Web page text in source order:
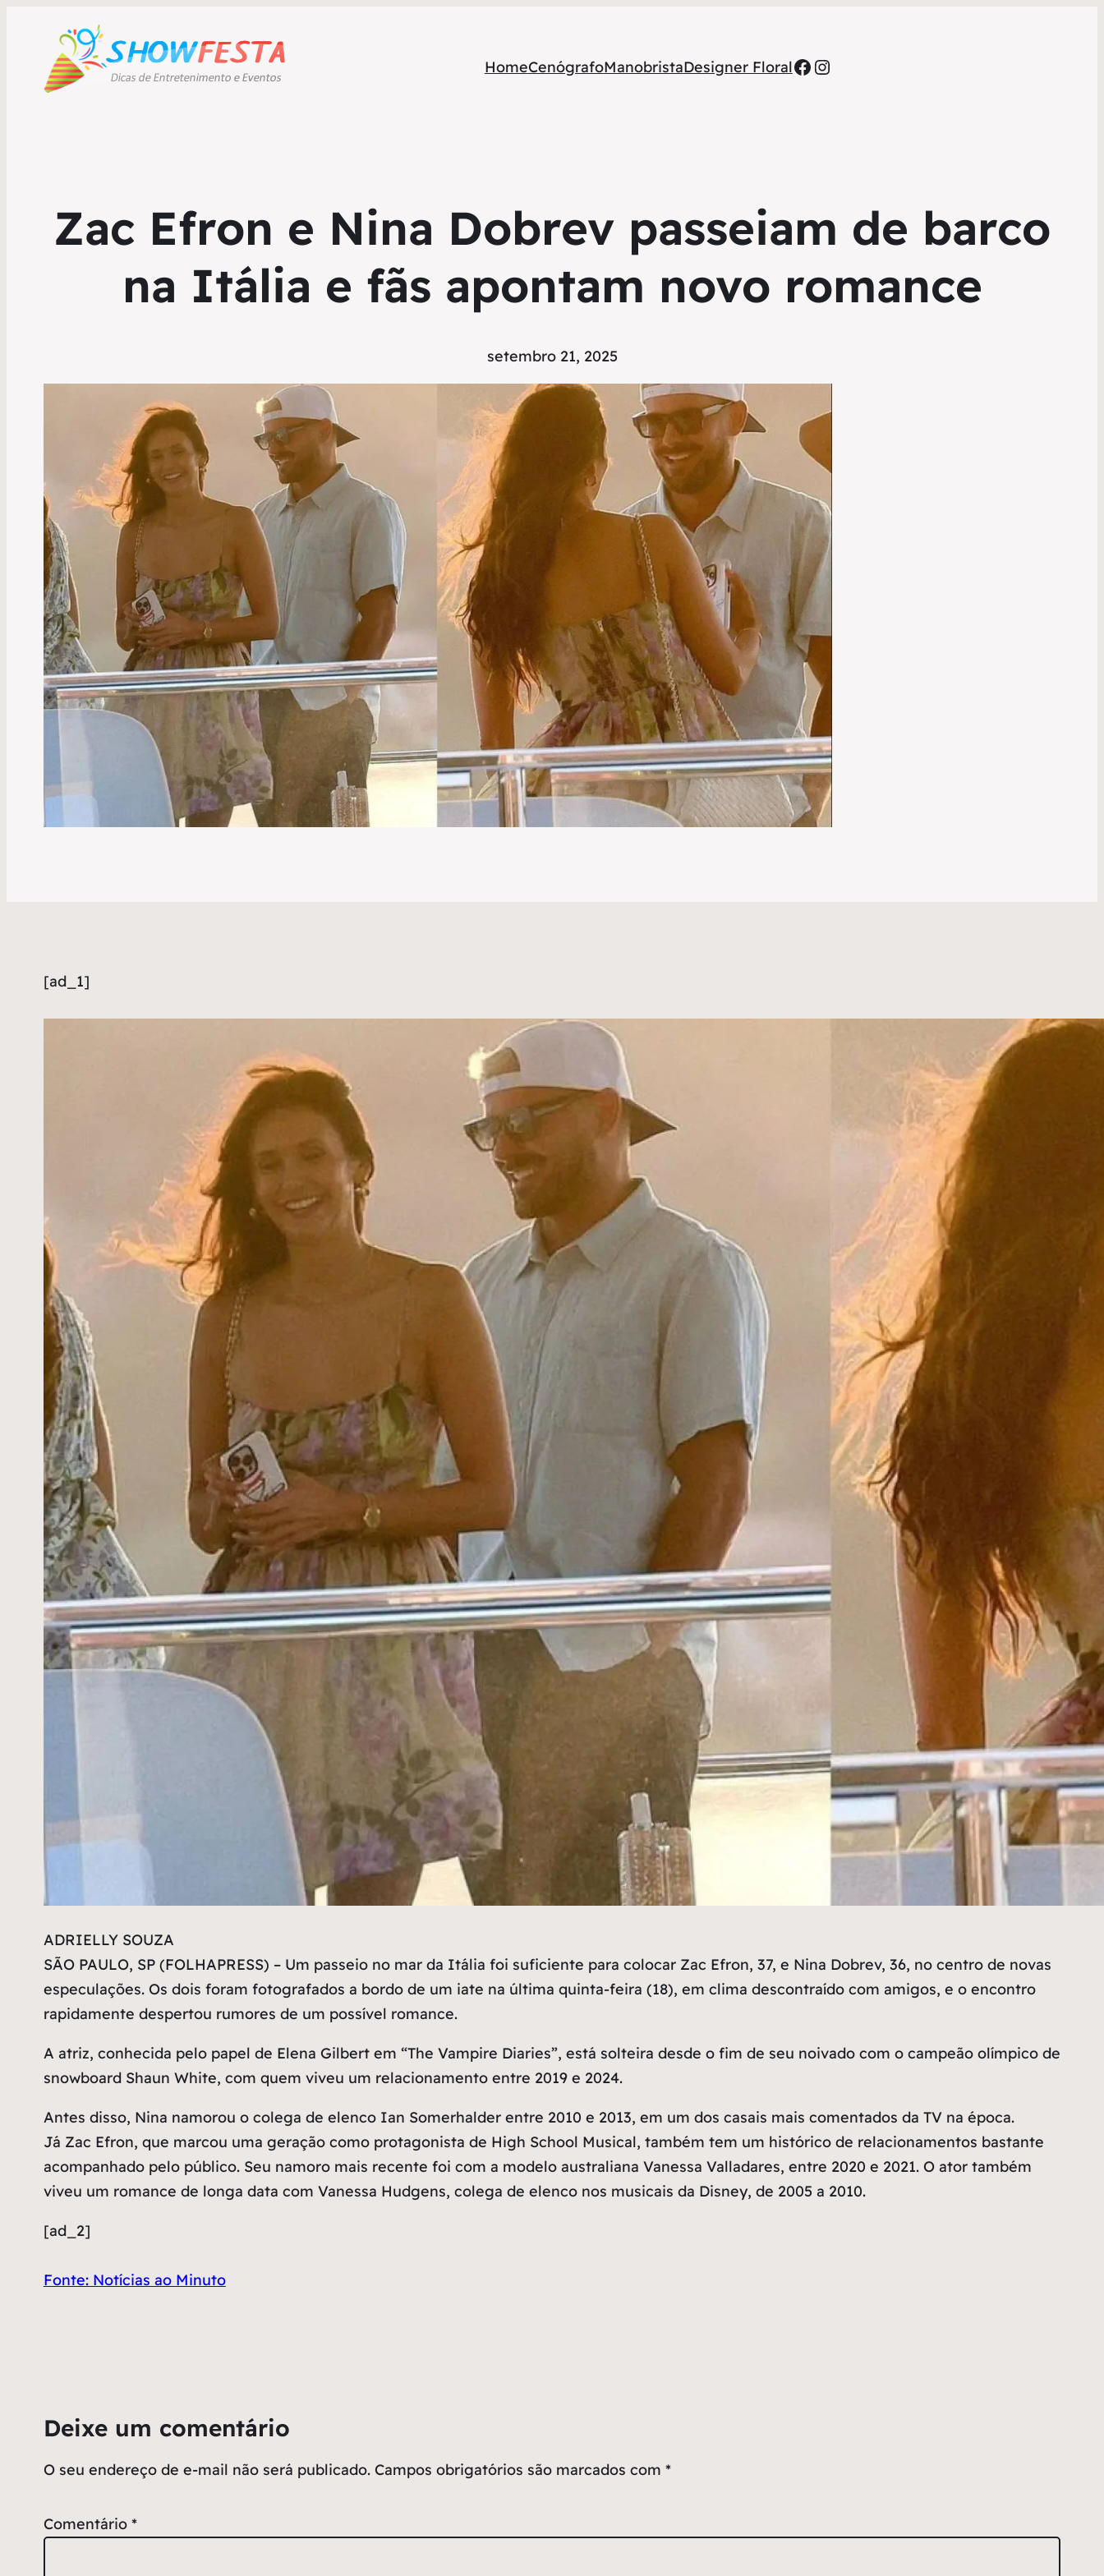
HomeCenógrafoManobristaDesigner FloralFacebook
Instagram
Zac Efron e Nina Dobrev passeiam de barco
na Itália e fãs apontam novo romance
setembro 21, 2025
[ad_1]
ADRIELLY SOUZA
SÃO PAULO, SP (FOLHAPRESS) – Um passeio no mar da Itália foi suficiente para colocar Zac Efron, 37, e Nina Dobrev, 36, no centro de novas
especulações. Os dois foram fotografados a bordo de um iate na última quinta-feira (18), em clima descontraído com amigos, e o encontro
rapidamente despertou rumores de um possível romance.
A atriz, conhecida pelo papel de Elena Gilbert em “The Vampire Diaries”, está solteira desde o fim de seu noivado com o campeão olímpico de
snowboard Shaun White, com quem viveu um relacionamento entre 2019 e 2024.
Antes disso, Nina namorou o colega de elenco Ian Somerhalder entre 2010 e 2013, em um dos casais mais comentados da TV na época.
Já Zac Efron, que marcou uma geração como protagonista de High School Musical, também tem um histórico de relacionamentos bastante
acompanhado pelo público. Seu namoro mais recente foi com a modelo australiana Vanessa Valladares, entre 2020 e 2021. O ator também
viveu um romance de longa data com Vanessa Hudgens, colega de elenco nos musicais da Disney, de 2005 a 2010.
[ad_2]
Fonte: Notícias ao Minuto
Deixe um comentário
O seu endereço de e-mail não será publicado. Campos obrigatórios são marcados com *
Comentário *